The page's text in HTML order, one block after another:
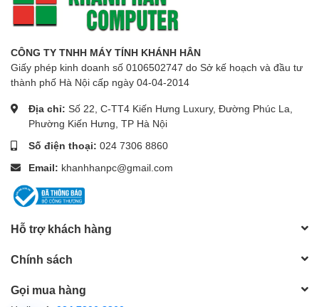
CÔNG TY TNHH MÁY TÍNH KHÁNH HÂN
Giấy phép kinh doanh số 0106502747 do Sở kế hoạch và đầu tư
thành phố Hà Nội cấp ngày 04-04-2014
Địa chỉ: Số 22, C-TT4 Kiến Hưng Luxury, Đường Phúc La,
Phường Kiến Hưng, TP Hà Nội
Số điện thoại: 024 7306 8860
Email: khanhhanpc@gmail.com
Hỗ trợ khách hàng
Chính sách
Gọi mua hàng